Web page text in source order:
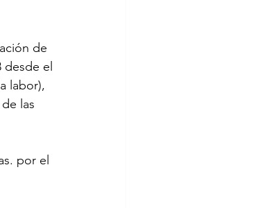
de
el
labor),
las
por el